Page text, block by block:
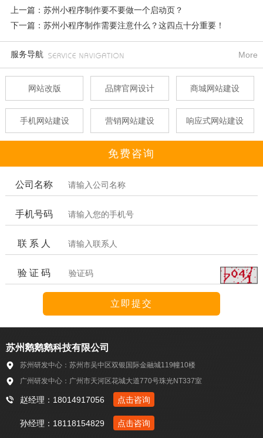
上一篇：苏州小程序制作要不要做一个启动页？
下一篇：苏州小程序制作需要注意什么？这四点十分重要！
服务导航 More
网站改版 品牌官网设计 商城网站建设
手机网站建设 营销网站建设 响应式网站建设
免费咨询
公司名称
手机号码
联 系 人
验 证 码
苏州鹅鹅鹅科技有限公司
苏州研发中心：苏州市吴中区双银国际金融城119幢10楼
广州研发中心：广州市天河区花城大道770号珠光NT337室
赵经理：18014917056 点击咨询
孙经理：18118154829 点击咨询